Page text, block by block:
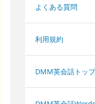
よくある質問
利用規約
DMM英会話トッ